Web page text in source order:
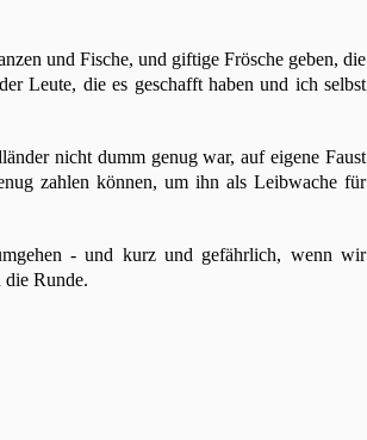
und Fische, und giftige Frösche geben, die
Leute, die es geschafft haben und ich selbst
nicht dumm genug war, auf eigene Faust
zahlen können, um ihn als Leibwache für
- und kurz und gefährlich, wenn wir
Runde.